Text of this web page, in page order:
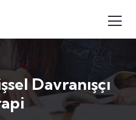
Davranışçı